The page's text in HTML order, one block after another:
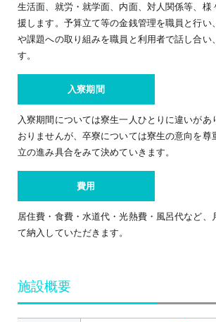
生活面、就労・就学面、内面、対人関係等、様
援します。予算立て等の金銭管理を職員と行い
や課題への取り組みを職員と利用者で話し合い
す。
入寮期間
入寮期間については寮生一人ひとりに違いがあ
おりませんが、卒寮については寮生の意向を尊
立の進み具合をみて決めていきます。
費用
居住費・食費・水道代・光熱費・風呂代など、
て納入していただきます。
施設概要